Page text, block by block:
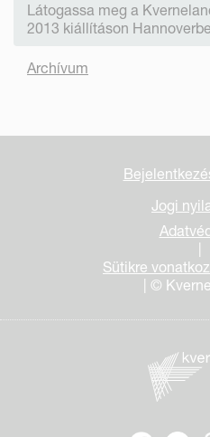
Látogassa meg a
2013 kiállításon
Archívum
Jogi
Sütikre
| ©